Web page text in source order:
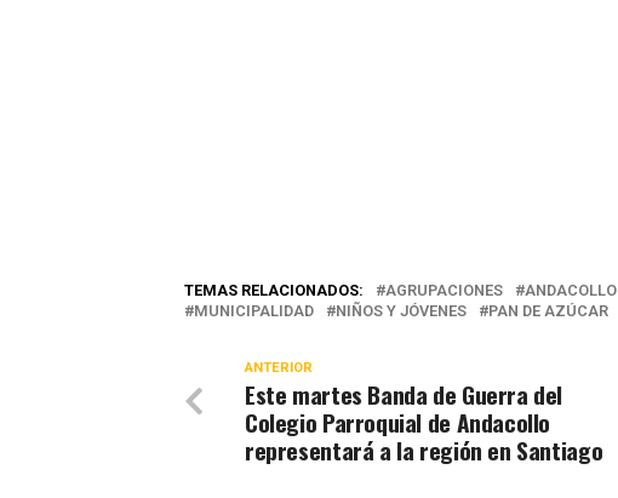
TEMAS RELACIONADOS: AGRUPACIONES ANDACOLLO
MUNICIPALIDAD
NIÑOS Y JÓVENES PAN DE AZÚCAR
ANTERIOR
Este martes Banda de Guerra del
Colegio Parroquial de Andacollo
representará a la región en Santiago